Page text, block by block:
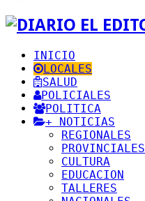
INICIO
LOCALES
SALUD
POLICIALES
POLITICA
+ NOTICIAS
REGIONALES
PROVINCIALES
CULTURA
EDUCACION
TALLERES